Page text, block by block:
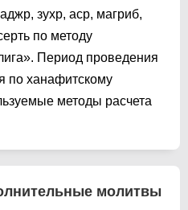
зухр, аср, магриб,
по методу
Период проведения
по ханафитскому
методы расчета
молитвы